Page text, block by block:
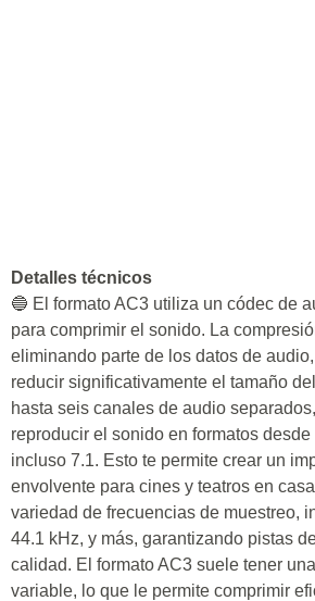
Detalles técnicos
🔵 El formato AC3 utiliza un códec de
para comprimir el sonido. La
eliminando parte de los datos de
reducir significativamente el tamaño
hasta seis canales de audio
reproducir el sonido en formatos
incluso 7.1. Esto te permite crear un
envolvente para cines y teatros en
variedad de frecuencias de muestreo,
44.1 kHz, y más, garantizando pistas
calidad. El formato AC3 suele tener
variable, lo que le permite comprimir